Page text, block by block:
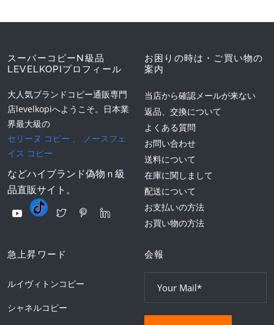
スーパーコピーN級品
LEVELKOPIプロフィール
大人気ブランドコピー通販専門
店levelkopiへようこそ。日本業
界最大級の
セリーヌ コピー 、
ノースフェ
イス コピー
などハイブランド偽物ｎ級
品直販サイト。
お困りの時は・ご買い物の
案内
当店から確認メールが来ない
返品、交換について
よくある質問
お問い合わせ
送料について
在庫に関しまして
配送について
お支払いの方法
お買い物の方法
急上昇ワード
ルイヴィトンコピー
シャネルコピー
会報